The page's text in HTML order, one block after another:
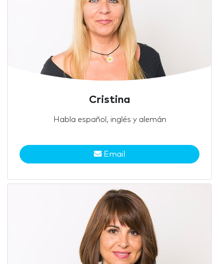
Cristina
Habla español, inglés y alemán
Email